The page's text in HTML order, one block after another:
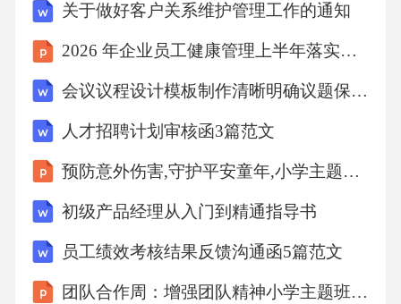
合计1430141298.7%休假、病假、外出进修等18
人已安排补训计划，确保全员覆盖培训学时统
计人员类别集中授课科室培训线上学习总学时
学时20学时医技人员8学时4学时4学时16学时行
政后勤8学时2学时2学时12学时全院平均培训学
时17.5学时，超过季度培训计划要求的15学时重
点科室（ICU、手术室、新生儿病房）培训学时
达22学时以上考核评估与成绩分析04考核方式
与内容理论考核考核形式闭卷笔试，满分100
关于做好客户关系维护管理工作的通知
2026 年企业员工健康管理上半年落实总结
会议议程设计模板制作清晰明确议题保障讨论高效成果手册
人才招聘计划审核函3篇范文
预防意外伤害,守护平安童年,小学主题班会课件
初级产品经理从入门到精通指导书
员工绩效考核结果反馈沟通函5篇范文
团队合作周：增强团队精神小学主题班会课件